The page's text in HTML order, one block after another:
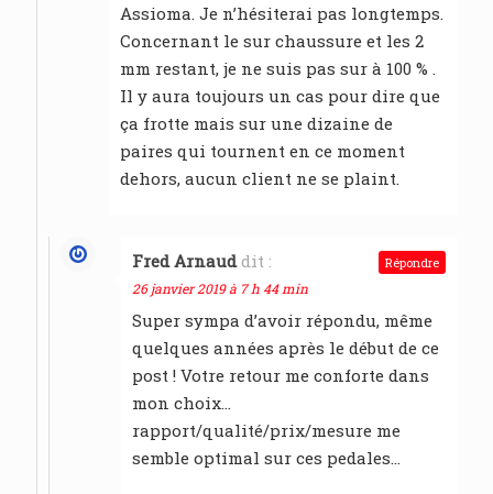
Assioma. Je n’hésiterai pas longtemps.
Concernant le sur chaussure et les 2
mm restant, je ne suis pas sur à 100 % .
Il y aura toujours un cas pour dire que
ça frotte mais sur une dizaine de
paires qui tournent en ce moment
dehors, aucun client ne se plaint.
Fred Arnaud dit :
26 janvier 2019 à 7 h 44 min
Super sympa d’avoir répondu, même
quelques années après le début de ce
post ! Votre retour me conforte dans
mon choix…
rapport/qualité/prix/mesure me
semble optimal sur ces pedales…
Répondre